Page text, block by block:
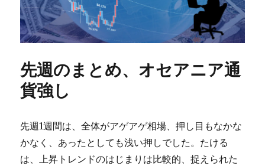
先週のまとめ、オセアニア通
貨強し
先週1週間は、全体がアゲアゲ相場、押し目もなかな
かなく、あったとしても浅い押しでした。たける
は、上昇トレンドのはじまりは比較的、捉えられた